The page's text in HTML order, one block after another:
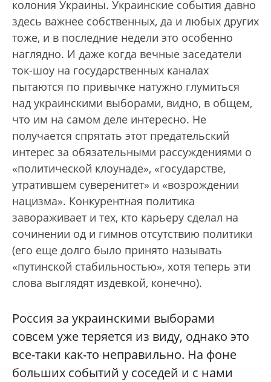
колония Украины. Украинские события давно
здесь важнее собственных, да и любых других
тоже, и в последние недели это особенно
наглядно. И даже когда вечные заседатели
ток-шоу на государственных каналах
пытаются по привычке натужно глумиться
над украинскими выборами, видно, в общем,
что им на самом деле интересно. Не
получается спрятать этот предательский
интерес за обязательными рассуждениями о
«политической клоунаде», «государстве,
утратившем суверенитет» и «возрождении
нацизма». Конкурентная политика
завораживает и тех, кто карьеру сделал на
сочинении од и гимнов отсутствию политики
(его еще долго было принято называть
«путинской стабильностью», хотя теперь эти
слова выглядят издевкой, конечно).
Россия за украинскими выборами
совсем уже теряется из виду, однако это
все-таки как-то неправильно. На фоне
больших событий у соседей и с нами